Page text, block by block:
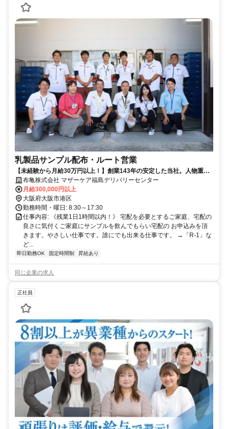
乳製品サンプル配布・ルート営業
【未経験から月給30万円以上！】創業143年の安定した当社。人物重
視・年齢学歴不問です！
布亀株式会社 マザーケア福島デリバリーセンター
月給300,000円以上
大阪府大阪市港区
勤務時間・曜日: 8:30～17:30
仕事内容: 《残業1日1時間以内！》 宅配を必要とするご家庭、宅配の
良さに気付くご家庭にサンプルを飲んでもらい宅配の お申込みを頂
きます。やさしい仕事です。誰にでも出来る仕事です。 →「R-1」な
ど...
即日勤務OK 固定時間制 昇給あり
同じ企業の求人
正社員